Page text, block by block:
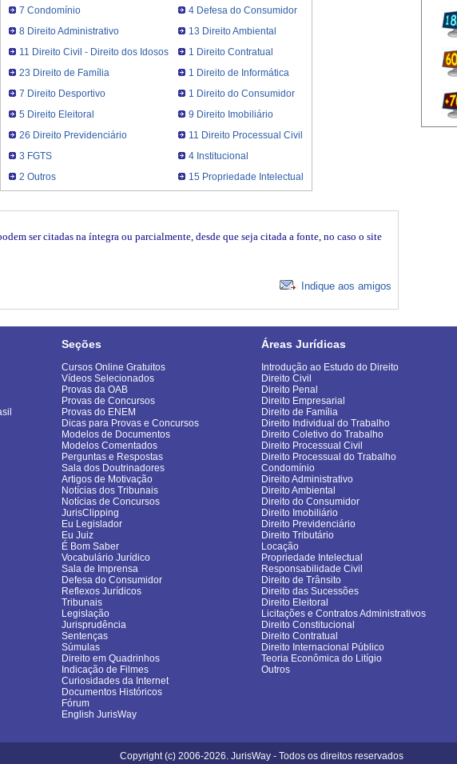
7 Condomínio
4 Defesa do Consumidor
8 Direito Administrativo
13 Direito Ambiental
11 Direito Civil - Direito dos Idosos
1 Direito Contratual
23 Direito de Família
1 Direito de Informática
7 Direito Desportivo
1 Direito do Consumidor
5 Direito Eleitoral
9 Direito Imobiliário
26 Direito Previdenciário
11 Direito Processual Civil
3 FGTS
4 Institucional
2 Outros
15 Propriedade Intelectual
ser citadas na íntegra ou parcialmente, desde que seja citada a fonte, no caso o site
Indique aos amigos
Seções
Cursos Online Gratuitos
Vídeos Selecionados
Provas da OAB
Provas de Concursos
Provas do ENEM
Dicas para Provas e Concursos
Modelos de Documentos
Modelos Comentados
Perguntas e Respostas
Sala dos Doutrinadores
Artigos de Motivação
Notícias dos Tribunais
Notícias de Concursos
JurisClipping
Eu Legislador
Eu Juiz
É Bom Saber
Vocabulário Jurídico
Sala de Imprensa
Defesa do Consumidor
Reflexos Jurídicos
Tribunais
Legislação
Jurisprudência
Sentenças
Súmulas
Direito em Quadrinhos
Indicação de Filmes
Curiosidades da Internet
Documentos Históricos
Fórum
English JurisWay
Áreas Jurídicas
Introdução ao Estudo do Direito
Direito Civil
Direito Penal
Direito Empresarial
Direito de Família
Direito Individual do Trabalho
Direito Coletivo do Trabalho
Direito Processual Civil
Direito Processual do Trabalho
Condomínio
Direito Administrativo
Direito Ambiental
Direito do Consumidor
Direito Imobiliário
Direito Previdenciário
Direito Tributário
Locação
Propriedade Intelectual
Responsabilidade Civil
Direito de Trânsito
Direito das Sucessões
Direito Eleitoral
Licitações e Contratos Administrativos
Direito Constitucional
Direito Contratual
Direito Internacional Público
Teoria Econômica do Litígio
Outros
Copyright (c) 2006-2026. JurisWay - Todos os direitos reservados